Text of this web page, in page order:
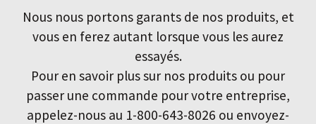
Nous nous portons garants de nos produits, et
vous en ferez autant lorsque vous les aurez
essayés.
Pour en savoir plus sur nos produits ou pour
passer une commande pour votre entreprise,
appelez-nous au 1-800-643-8026 ou envoyez-